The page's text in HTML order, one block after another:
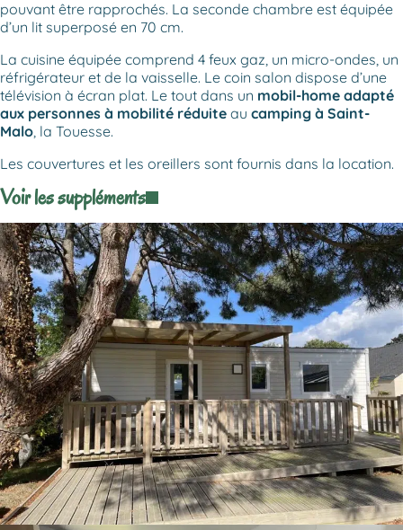
pouvant être rapprochés. La seconde chambre est équipée
d’un lit superposé en 70 cm.
La cuisine équipée comprend 4 feux gaz, un micro-ondes, un
réfrigérateur et de la vaisselle. Le coin salon dispose d’une
télévision à écran plat. Le tout dans un mobil-home adapté
aux personnes à mobilité réduite au camping à Saint-
Malo, la Touesse.
Les couvertures et les oreillers sont fournis dans la location.
Voir les suppléments